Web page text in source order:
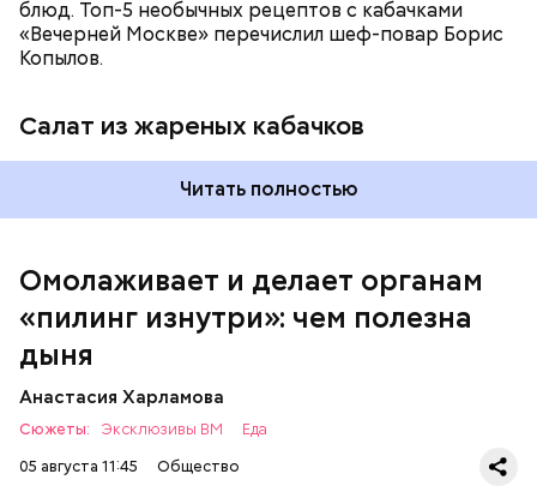
блюд. Топ-5 необычных рецептов с кабачками
«Вечерней Москве» перечислил шеф-повар Борис
Копылов.
Салат из жареных кабачков
Читать полностью
Омолаживает и делает органам
«пилинг изнутри»: чем полезна
дыня
Анастасия Харламова
Сюжеты: Эксклюзивы ВМ
Еда
05 августа 11:45
Общество
ногти и оказывает омолаживающее действие;
витамин С — работает как антиоксидант,
клетчатка — достаточно нежная и забирает
излишки холестерина, сахара и соли тяжелых
фолиевая кислота (в большом количестве) —
она необходима беременным женщинам,
чтобы формировалась нервная трубка у
плода. Также ее рекомендуют принимать для
снижения уровня гомоцистеина — это
вещество вызывает микровоспаление в
— В момент стресса он держит сосуды под
контролем и контролирует более 300 реакций
нашего организма. Также положительно влияет на
нервную систему, успокаивает, предотвращает
Вред дыни